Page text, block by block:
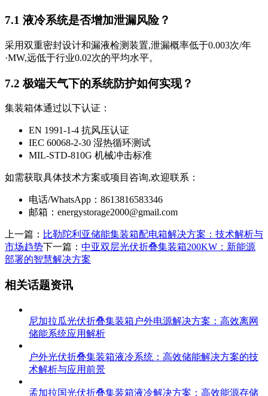
7.1 液冷系统是否增加泄漏风险？
采用双重密封设计和漏液检测装置,泄漏概率低于0.003次/年
·MW,远低于行业0.02次的平均水平。
7.2 极端天气下的系统防护如何实现？
集装箱体通过以下认证：
EN 1991-1-4 抗风压认证
IEC 60068-2-30 湿热循环测试
MIL-STD-810G 机械冲击标准
如需获取具体技术方案或项目咨询,欢迎联系：
电话/WhatsApp：8613816583346
邮箱： energystorage2000@gmail.com
上一篇： 比勒陀利亚储能集装箱配电箱解决方案：技术解析与
市场趋势下一篇： 中亚双层光伏折叠集装箱200KW：新能源
部署的智慧解决方案
相关话题资讯
尼加拉瓜光伏折叠集装箱户外电源解决方案：高效离网
储能系统应用解析
户外光伏折叠集装箱液冷系统：高效储能解决方案的技
术解析与应用前景
孟加拉国光伏折叠集装箱液冷解决方案：高效能源存储